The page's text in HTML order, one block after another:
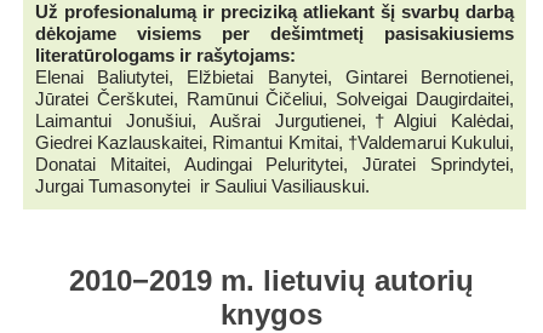
Už profesionalumą ir preciziką atliekant šį svarbų darbą
dėkojame visiems per dešimtmetį pasisakiusiems
literatūrologams ir rašytojams:
Elenai Baliutytei, Elžbietai Banytei, Gintarei Bernotienei,
Jūratei Čerškutei, Ramūnui Čičeliui, Solveigai Daugirdaitei,
Laimantui Jonušiui, Aušrai Jurgutienei, † Algiui Kalėdai,
Giedrei Kazlauskaitei, Rimantui Kmitai, †Valdemarui Kukului,
Donatai Mitaitei, Audingai Peluritytei, Jūratei Sprindytei,
Jurgai Tumasonytei ir Sauliui Vasiliauskui.
2010−2019 m. lietuvių autorių
knygos